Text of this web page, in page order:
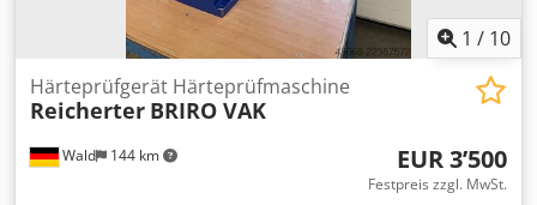
Artikels können passieren und bleiben vorbehalten.
1 / 10
Wald 144 km
Härteprüfgerät Härteprüfmaschine
Reicherter BRIRO VAK
EUR 3’500
Festpreis zzgl. MwSt.